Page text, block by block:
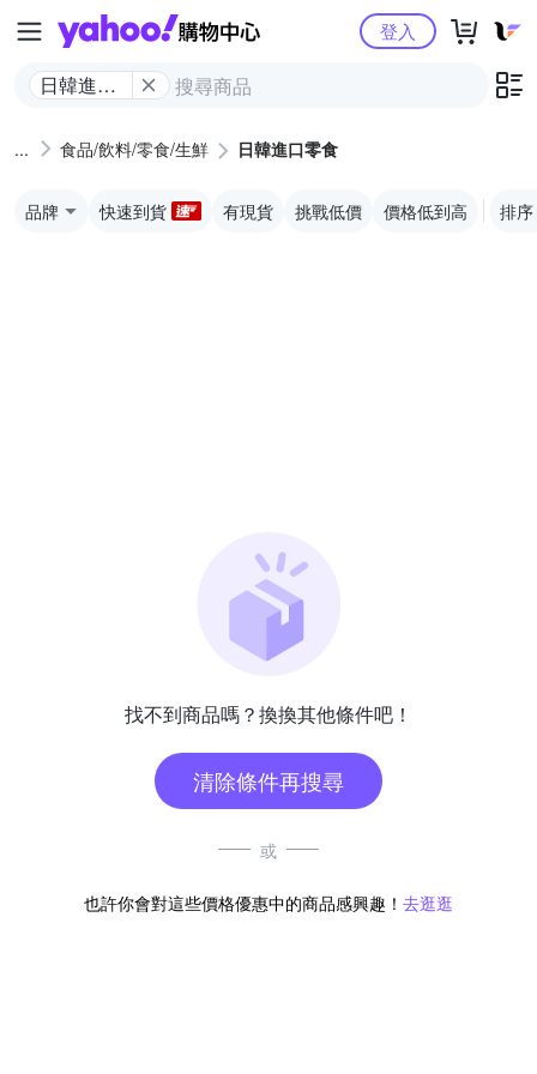
Yahoo購物中心
日韓進口
登入
食品/飲料/零食/生鮮 日韓進口零食
品牌 快速到貨 有現貨 挑戰低價 價格低到高 排序
找不到商品嗎？換換其他條件吧！
清除條件再搜尋
或
也許你會對這些價格優惠中的商品感興趣！ 去逛逛